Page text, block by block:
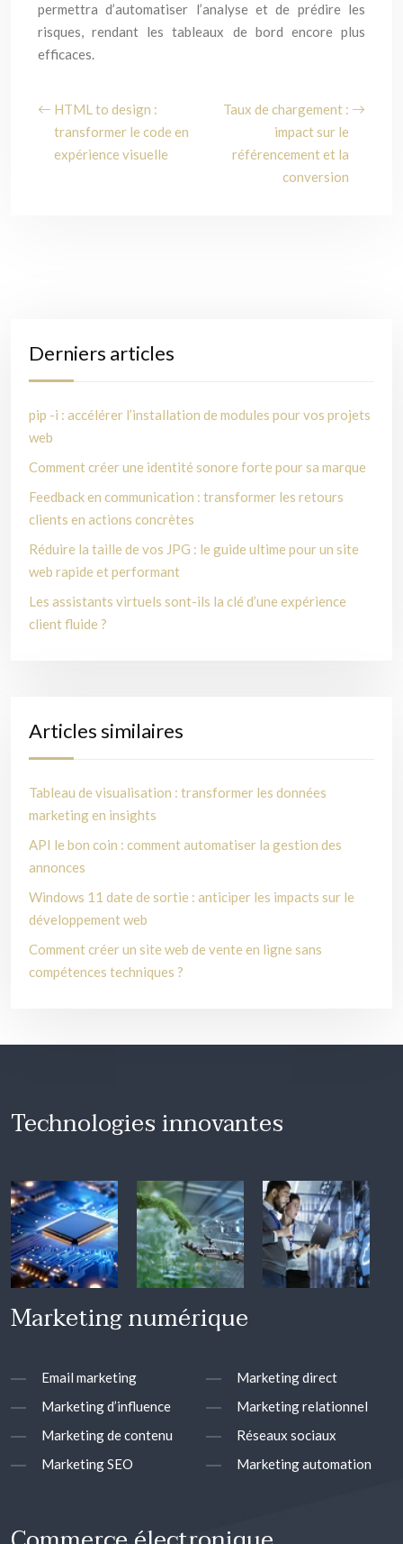
permettra d’automatiser l’analyse et de prédire les
risques, rendant les tableaux de bord encore plus
efficaces.
HTML to design :
transformer le code en
expérience visuelle
Taux de chargement :
impact sur le
référencement et la
conversion
Derniers articles
pip -i : accélérer l’installation de modules pour vos projets
web
Comment créer une identité sonore forte pour sa marque
Feedback en communication : transformer les retours
clients en actions concrètes
Réduire la taille de vos JPG : le guide ultime pour un site
web rapide et performant
Les assistants virtuels sont-ils la clé d’une expérience
client fluide ?
Articles similaires
Tableau de visualisation : transformer les données
marketing en insights
API le bon coin : comment automatiser la gestion des
annonces
Windows 11 date de sortie : anticiper les impacts sur le
développement web
Comment créer un site web de vente en ligne sans
compétences techniques ?
Technologies innovantes
Marketing numérique
Email marketing
Marketing d’influence
Marketing de contenu
Marketing SEO
Marketing direct
Marketing relationnel
Réseaux sociaux
Marketing automation